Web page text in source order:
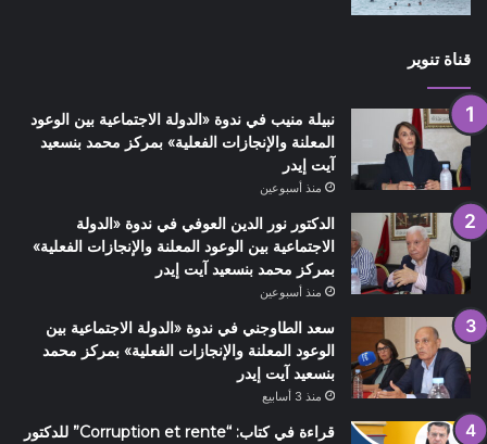
قناة تنوير
نبيلة منيب في ندوة «الدولة الاجتماعية بين الوعود
المعلنة والإنجازات الفعلية» بمركز محمد بنسعيد
آيت إيدر
منذ أسبوعين
الدكتور نور الدين العوفي في ندوة «الدولة
الاجتماعية بين الوعود المعلنة والإنجازات الفعلية»
بمركز محمد بنسعيد آيت إيدر
منذ أسبوعين
سعد الطاوجني في ندوة «الدولة الاجتماعية بين
الوعود المعلنة والإنجازات الفعلية» بمركز محمد
بنسعيد آيت إيدر
منذ 3 أسابيع
قراءة في كتاب: “Corruption et rente” للدكتور